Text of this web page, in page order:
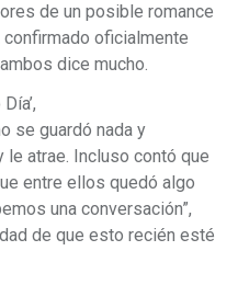
de un posible romance
confirmado oficialmente
dice mucho.
se guardó nada y
atrae. Incluso contó que
entre ellos quedó algo
una conversación”,
de que esto recién esté